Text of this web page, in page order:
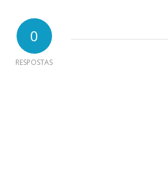
0
RESPOSTAS